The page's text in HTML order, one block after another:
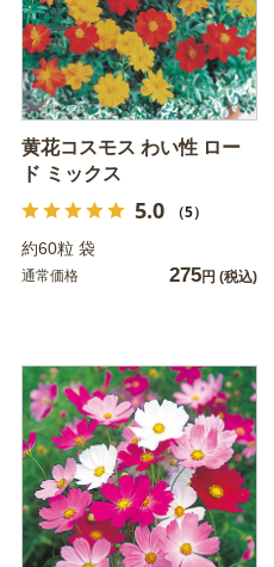
黄花コスモス わい性 ロー
ド ミックス
5.0 （5）
約60粒 袋
通常価格 275円 (税込)